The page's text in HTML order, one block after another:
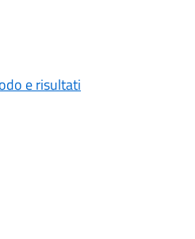
e risultati